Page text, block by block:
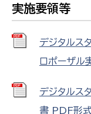
実施要領等
デジタルス
ロポーザル
デジタルス
書 PDF形